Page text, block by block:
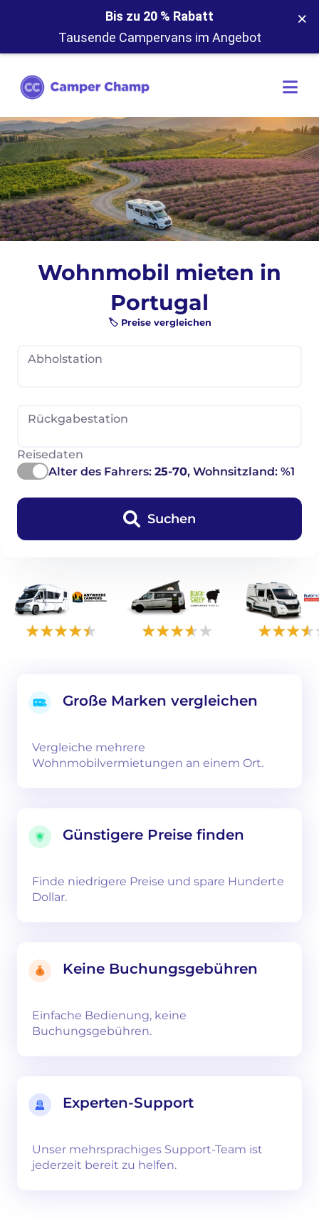
Bis zu 20 % Rabatt
Tausende Campervans im Angebot
×
Wohnmobil mieten in
Portugal
🏷️ Preise vergleichen
Abholstation
Rückgabestation
Reisedaten
Alter des Fahrers: 25-70, Wohnsitzland: %1
Suchen
Große Marken vergleichen
Vergleiche mehrere
Wohnmobilvermietungen an einem Ort.
Günstigere Preise finden
Finde niedrigere Preise und spare Hunderte
Dollar.
Keine Buchungsgebühren
Einfache Bedienung, keine
Buchungsgebühren.
Experten-Support
Unser mehrsprachiges Support-Team ist
jederzeit bereit zu helfen.